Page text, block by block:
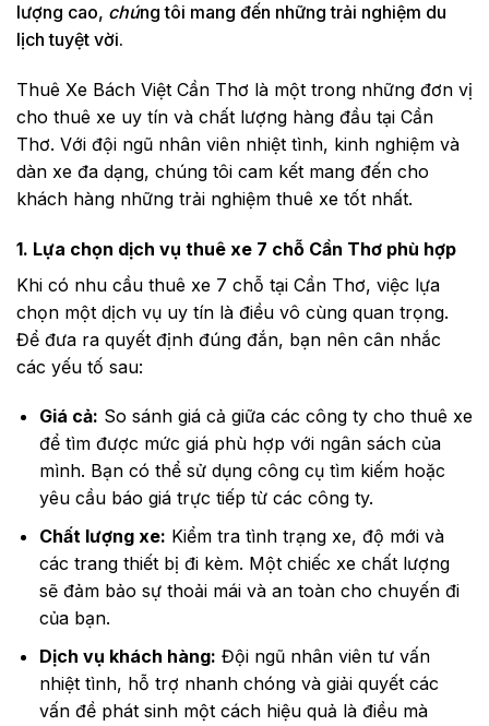
lượng cao, chúng tôi mang đến những trải nghiệm du
lịch tuyệt vời.
Thuê Xe Bách Việt Cần Thơ là một trong những đơn vị
cho thuê xe uy tín và chất lượng hàng đầu tại Cần
Thơ. Với đội ngũ nhân viên nhiệt tình, kinh nghiệm và
dàn xe đa dạng, chúng tôi cam kết mang đến cho
khách hàng những trải nghiệm thuê xe tốt nhất.
1. Lựa chọn dịch vụ thuê xe 7 chỗ Cần Thơ phù hợp
Khi có nhu cầu thuê xe 7 chỗ tại Cần Thơ, việc lựa
chọn một dịch vụ uy tín là điều vô cùng quan trọng.
Để đưa ra quyết định đúng đắn, bạn nên cân nhắc
các yếu tố sau:
Giá cả: So sánh giá cả giữa các công ty cho thuê xe
để tìm được mức giá phù hợp với ngân sách của
mình. Bạn có thể sử dụng công cụ tìm kiếm hoặc
yêu cầu báo giá trực tiếp từ các công ty.
Chất lượng xe: Kiểm tra tình trạng xe, độ mới và
các trang thiết bị đi kèm. Một chiếc xe chất lượng
sẽ đảm bảo sự thoải mái và an toàn cho chuyến đi
của bạn.
Dịch vụ khách hàng: Đội ngũ nhân viên tư vấn
nhiệt tình, hỗ trợ nhanh chóng và giải quyết các
vấn đề phát sinh một cách hiệu quả là điều mà